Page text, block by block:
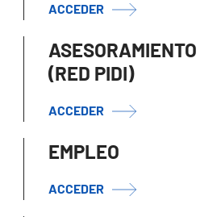
ACCEDER
ASESORAMIENTO
(RED PIDI)
ACCEDER
EMPLEO
ACCEDER